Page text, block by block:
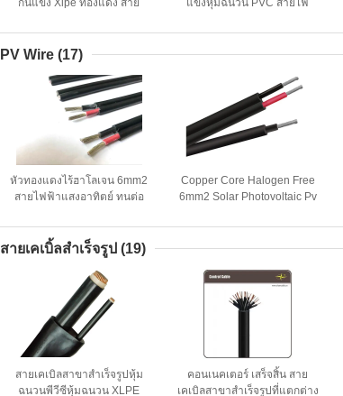
กันแข็ง Xlpe ทองแดง สาย
แข็งหุ้มฉนวน PVC สายไฟ
PV Wire (17)
หัวทองแดงไร้ฮาโลเจน 6mm2
สายไฟฟ้าแสงอาทิตย์ ทนต่อ
Copper Core Halogen Free
6mm2 Solar Photovoltaic Pv
อากาศ
สายเคเบิ้ลสำเร็จรูป (19)
สายเคเบิลสาขาสำเร็จรูปหุ้ม
ฉนวนพีวีซีหุ้มฉนวน XLPE
คอนเนคเตอร์ เสร็จสิ้น สาย
เคเบิลสาขาสำเร็จรูปที่แตกต่าง